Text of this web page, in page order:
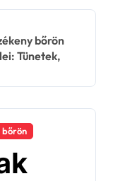
bőrön
Tünetek,
bőrön